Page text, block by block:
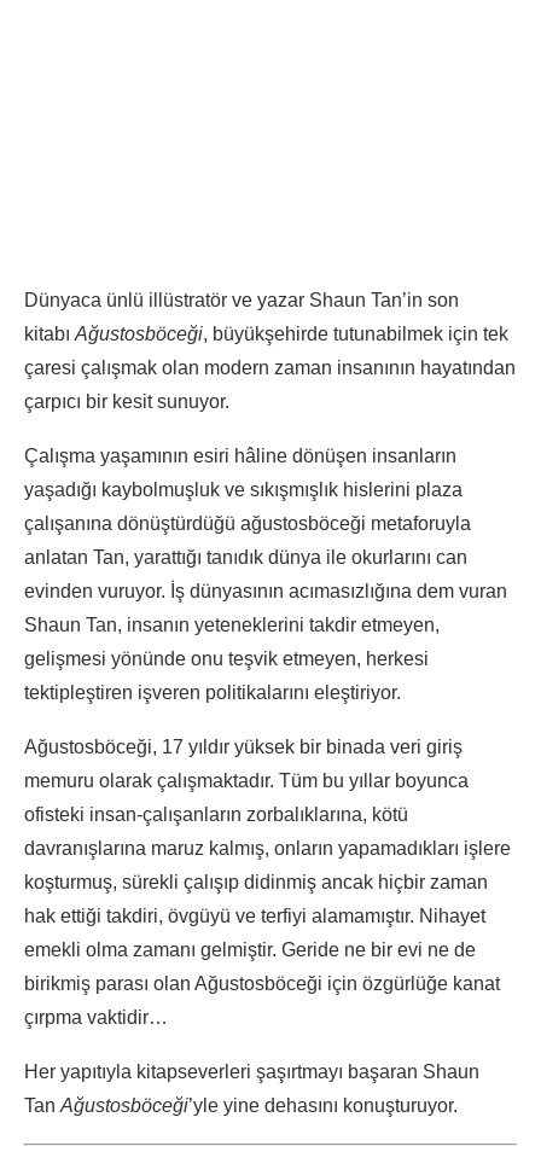
Dünyaca ünlü illüstratör ve yazar Shaun Tan’in son
kitabı Ağustosböceği, büyükşehirde tutunabilmek için tek
çaresi çalışmak olan modern zaman insanının hayatından
çarpıcı bir kesit sunuyor.
Çalışma yaşamının esiri hâline dönüşen insanların
yaşadığı kaybolmuşluk ve sıkışmışlık hislerini plaza
çalışanına dönüştürdüğü ağustosböceği metaforuyla
anlatan Tan, yarattığı tanıdık dünya ile okurlarını can
evinden vuruyor. İş dünyasının acımasızlığına dem vuran
Shaun Tan, insanın yeteneklerini takdir etmeyen,
gelişmesi yönünde onu teşvik etmeyen, herkesi
tektipleştiren işveren politikalarını eleştiriyor.
Ağustosböceği, 17 yıldır yüksek bir binada veri giriş
memuru olarak çalışmaktadır. Tüm bu yıllar boyunca
ofisteki insan-çalışanların zorbalıklarına, kötü
davranışlarına maruz kalmış, onların yapamadıkları işlere
koşturmuş, sürekli çalışıp didinmiş ancak hiçbir zaman
hak ettiği takdiri, övgüyü ve terfiyi alamamıştır. Nihayet
emekli olma zamanı gelmiştir. Geride ne bir evi ne de
birikmiş parası olan Ağustosböceği için özgürlüğe kanat
çırpma vaktidir…
Her yapıtıyla kitapseverleri şaşırtmayı başaran Shaun
Tan Ağustosböceği’yle yine dehasını konuşturuyor.